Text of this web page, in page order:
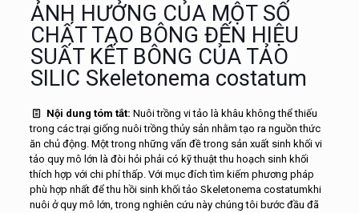
ẢNH HƯỞNG CỦA MỘT SỐ
CHẤT TẠO BÔNG ĐẾN HIỆU
SUẤT KẾT BÔNG CỦA TẢO
SILIC Skeletonema costatum
Nội dung tóm tắt: Nuôi trồng vi tảo là khâu không thể thiếu
trong các trại giống nuôi trồng thủy sản nhằm tạo ra nguồn thức
ăn chủ động. Một trong những vấn đề trong sản xuất sinh khối vi
tảo quy mô lớn là đòi hỏi phải có kỹ thuật thu hoạch sinh khối
thích hợp với chi phí thấp. Với mục đích tìm kiếm phương pháp
phù hợp nhất để thu hồi sinh khối tảo Skeletonema costatumkhi
nuôi ở quy mô lớn, trong nghiên cứu này chúng tôi bước đầu đã